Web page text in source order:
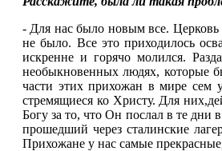
- Для нас было новым все.
не было. Все это приходилось
искренне и горячо молился.
необыкновенных людях, которые
части этих прихожан в мире
стремящиеся ко Христу. Для
Богу за то, что Он послал в те
прошедший через сталинские
Прихожане у нас самые